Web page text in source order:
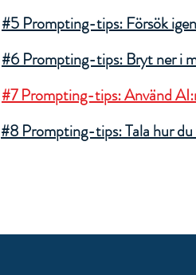
#5 Prompting-tips: Försök
#6 Prompting-tips: Bryt ner i
#7 Prompting-tips: Använd
#8 Prompting-tips: Tala hur du